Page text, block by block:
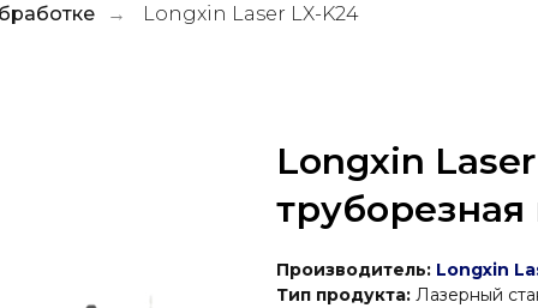
→ Longxin Laser LX-K24
Longxin
Производитель: Longxin
Тип продукта: Лазерный